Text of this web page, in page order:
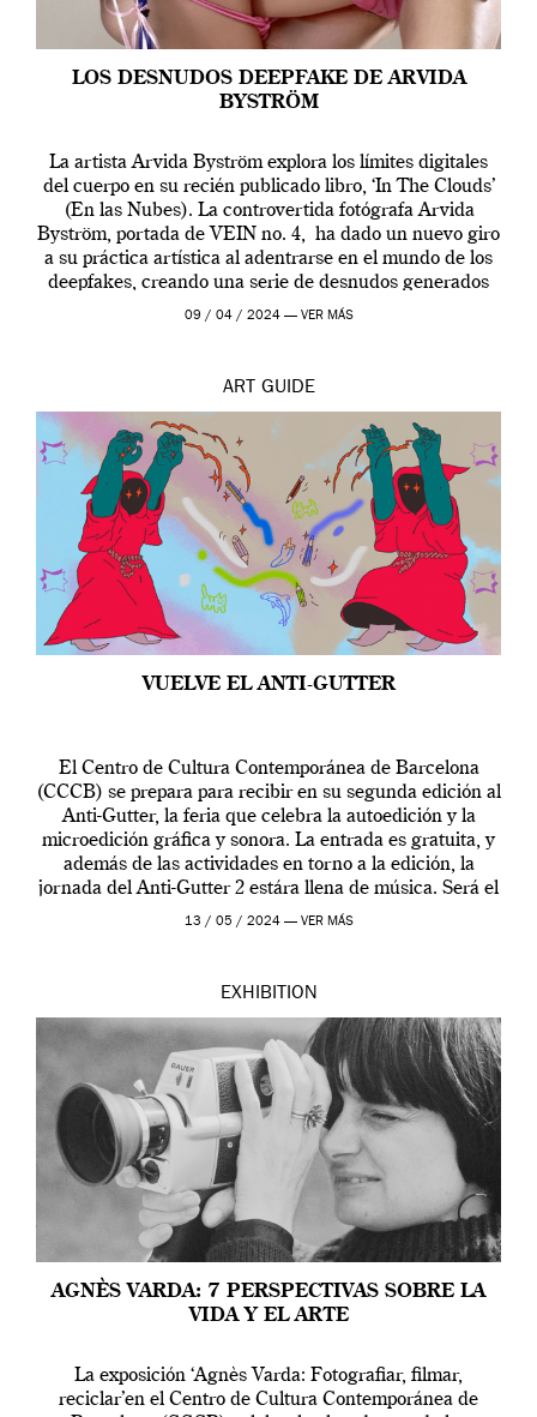
LOS DESNUDOS DEEPFAKE DE ARVIDA
BYSTRÖM
La artista Arvida Byström explora los límites digitales
del cuerpo en su recién publicado libro, ‘In The Clouds’
(En las Nubes). La controvertida fotógrafa Arvida
Byström, portada de VEIN no. 4, ha dado un nuevo giro
a su práctica artística al adentrarse en el mundo de los
deepfakes, creando una serie de desnudos generados
por […]
09 / 04 / 2024 — VER MÁS
ART GUIDE
VUELVE EL ANTI-GUTTER
El Centro de Cultura Contemporánea de Barcelona
(CCCB) se prepara para recibir en su segunda edición al
Anti-Gutter, la feria que celebra la autoedición y la
microedición gráfica y sonora. La entrada es gratuita, y
además de las actividades en torno a la edición, la
jornada del Anti-Gutter 2 estára llena de música. Será el
[…]
13 / 05 / 2024 — VER MÁS
EXHIBITION
AGNÈS VARDA: 7 PERSPECTIVAS SOBRE LA
VIDA Y EL ARTE
La exposición ‘Agnès Varda: Fotografiar, filmar,
reciclar’en el Centro de Cultura Contemporánea de